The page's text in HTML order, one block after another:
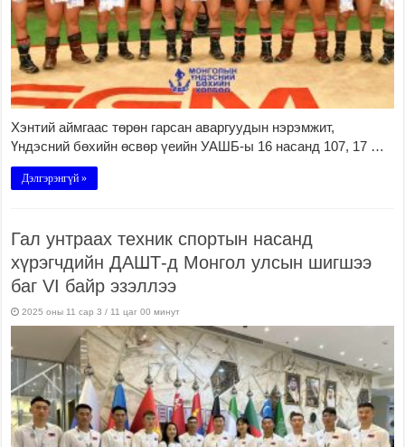
Хэнтий аймгаас төрөн гарсан аваргуудын нэрэмжит,
Үндэсний бөхийн өсвөр үеийн УАШБ-ы 16 насанд 107, 17 …
Дэлгэрэнгүй »
Гал унтраах техник спортын насанд
хүрэгчдийн ДАШТ-д Монгол улсын шигшээ
баг VI байр эзэллээ
2025 оны 11 сар 3 / 11 цаг 00 минут